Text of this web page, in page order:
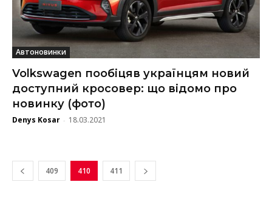
Автоновинки
Volkswagen пообіцяв українцям новий
доступний кросовер: що відомо про
новинку (фото)
Denys Kosar - 18.03.2021
409 410 411